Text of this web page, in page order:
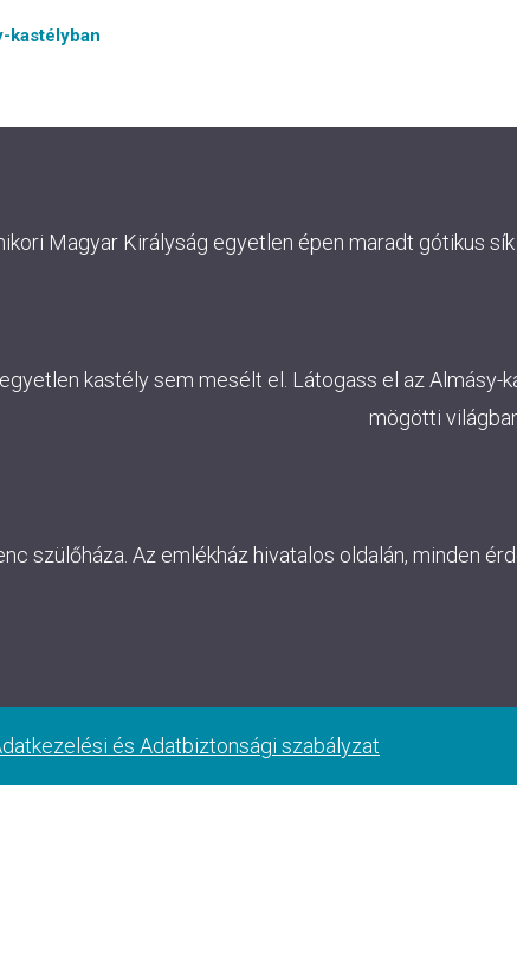
kastélyban
Magyar Királyság egyetlen épen maradt gótikus
kastély sem mesélt el. Látogass el az
mögötti
szülőháza. Az emlékház hivatalos oldalán, minden
és Adatbiztonsági szabályzat